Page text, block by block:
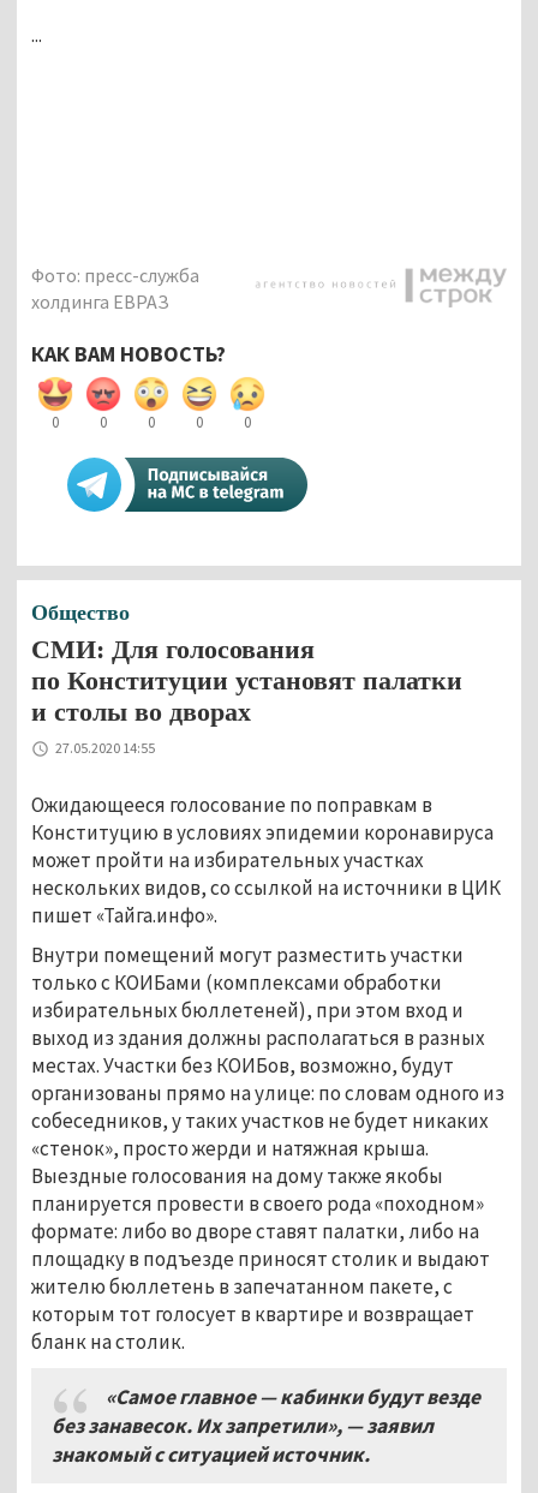
...
Фото: пресс-служба
холдинга ЕВРАЗ
КАК ВАМ НОВОСТЬ?
0 0 0 0 0
Общество
СМИ: Для голосования
по Конституции установят палатки
и столы во дворах
27.05.2020 14:55
Ожидающееся голосование по поправкам в
Конституцию в условиях эпидемии коронавируса
может пройти на избирательных участках
нескольких видов, со ссылкой на источники в ЦИК
пишет «Тайга.инфо».
Внутри помещений могут разместить участки
только с КОИБами (комплексами обработки
избирательных бюллетеней), при этом вход и
выход из здания должны располагаться в разных
местах. Участки без КОИБов, возможно, будут
организованы прямо на улице: по словам одного из
собеседников, у таких участков не будет никаких
«стенок», просто жерди и натяжная крыша.
Выездные голосования на дому также якобы
планируется провести в своего рода «походном»
формате: либо во дворе ставят палатки, либо на
площадку в подъезде приносят столик и выдают
жителю бюллетень в запечатанном пакете, с
которым тот голосует в квартире и возвращает
бланк на столик.
«Самое главное — кабинки будут везде
без занавесок.Их запретили», — заявил
знакомый с ситуацией источник.